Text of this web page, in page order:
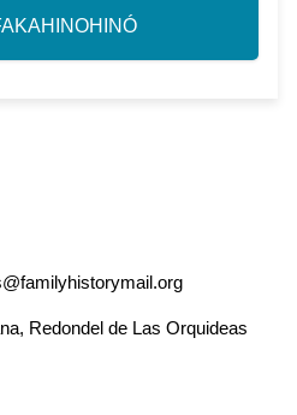
Redondel de Las Orquideas